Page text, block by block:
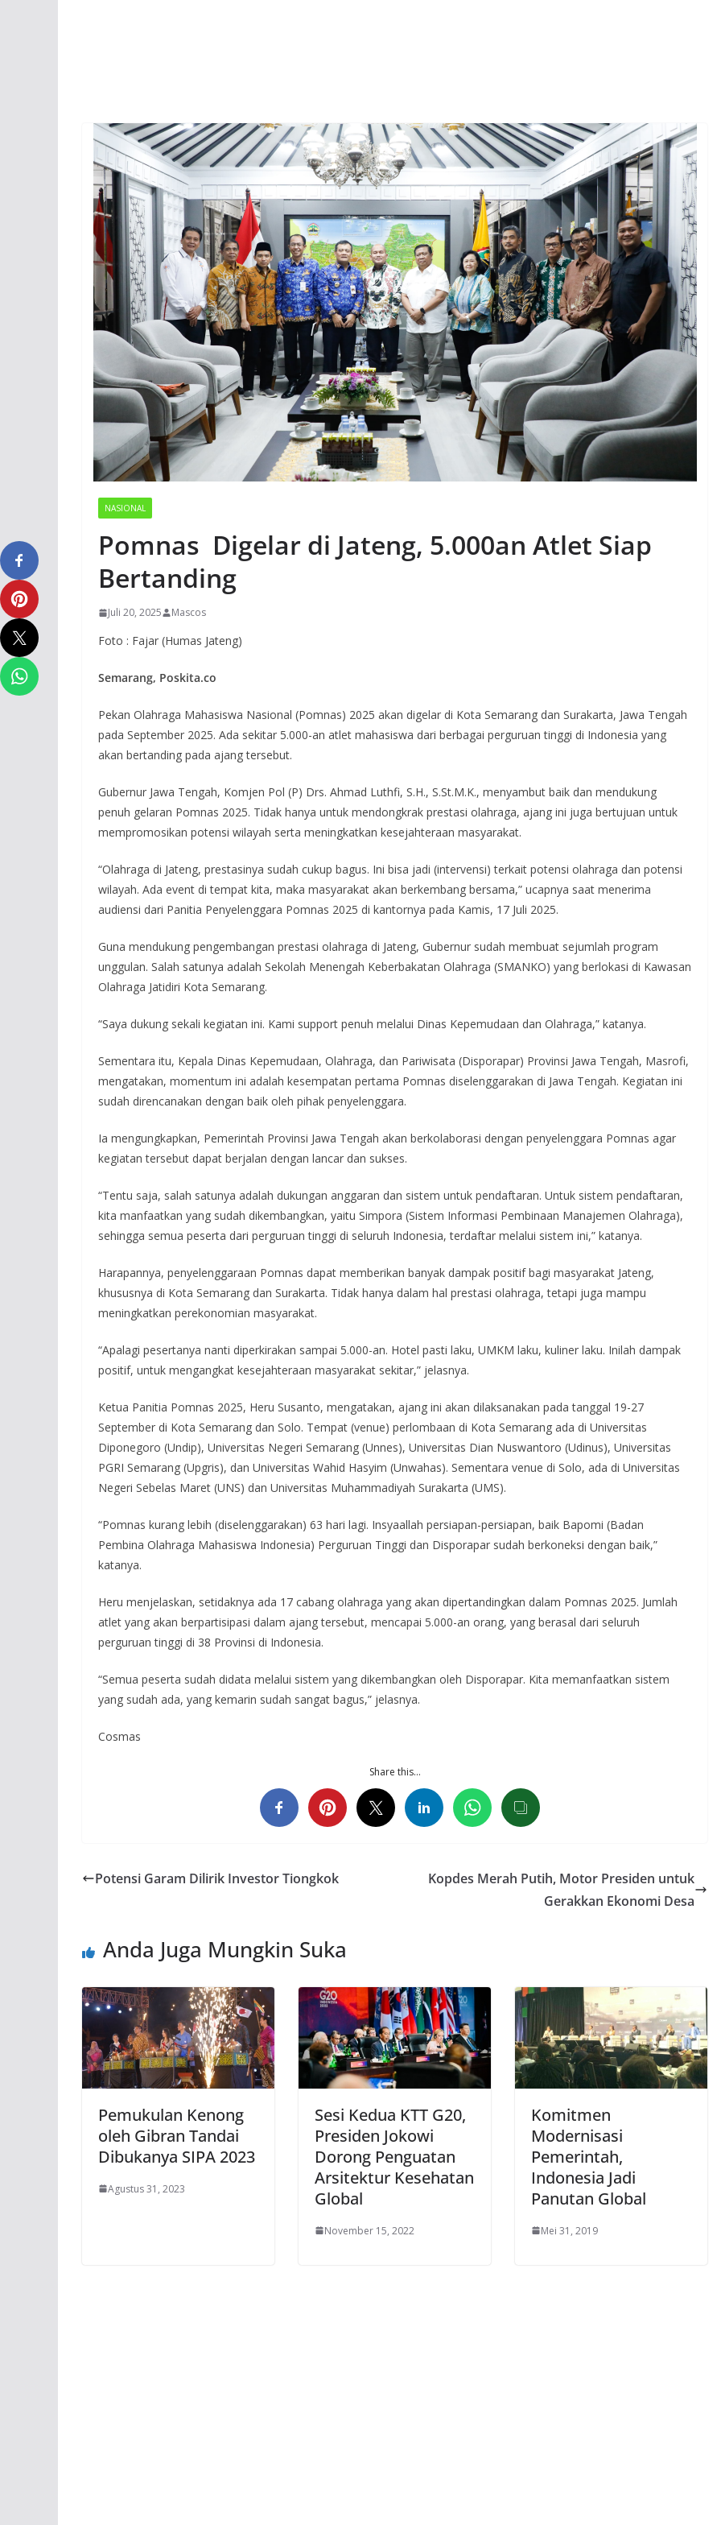
NASIONAL
Pomnas Digelar di Jateng, 5.000an Atlet Siap
Bertanding
Juli 20, 2025 Mascos
Foto : Fajar (Humas Jateng)
Semarang, Poskita.co
Pekan Olahraga Mahasiswa Nasional (Pomnas) 2025 akan digelar di Kota Semarang dan Surakarta, Jawa Tengah
pada September 2025. Ada sekitar 5.000-an atlet mahasiswa dari berbagai perguruan tinggi di Indonesia yang
akan bertanding pada ajang tersebut.
Gubernur Jawa Tengah, Komjen Pol (P) Drs. Ahmad Luthfi, S.H., S.St.M.K., menyambut baik dan mendukung
penuh gelaran Pomnas 2025. Tidak hanya untuk mendongkrak prestasi olahraga, ajang ini juga bertujuan untuk
mempromosikan potensi wilayah serta meningkatkan kesejahteraan masyarakat.
“Olahraga di Jateng, prestasinya sudah cukup bagus. Ini bisa jadi (intervensi) terkait potensi olahraga dan potensi
wilayah. Ada event di tempat kita, maka masyarakat akan berkembang bersama,” ucapnya saat menerima
audiensi dari Panitia Penyelenggara Pomnas 2025 di kantornya pada Kamis, 17 Juli 2025.
Guna mendukung pengembangan prestasi olahraga di Jateng, Gubernur sudah membuat sejumlah program
unggulan. Salah satunya adalah Sekolah Menengah Keberbakatan Olahraga (SMANKO) yang berlokasi di Kawasan
Olahraga Jatidiri Kota Semarang.
“Saya dukung sekali kegiatan ini. Kami support penuh melalui Dinas Kepemudaan dan Olahraga,” katanya.
Sementara itu, Kepala Dinas Kepemudaan, Olahraga, dan Pariwisata (Disporapar) Provinsi Jawa Tengah, Masrofi,
mengatakan, momentum ini adalah kesempatan pertama Pomnas diselenggarakan di Jawa Tengah. Kegiatan ini
sudah direncanakan dengan baik oleh pihak penyelenggara.
Ia mengungkapkan, Pemerintah Provinsi Jawa Tengah akan berkolaborasi dengan penyelenggara Pomnas agar
kegiatan tersebut dapat berjalan dengan lancar dan sukses.
“Tentu saja, salah satunya adalah dukungan anggaran dan sistem untuk pendaftaran. Untuk sistem pendaftaran,
kita manfaatkan yang sudah dikembangkan, yaitu Simpora (Sistem Informasi Pembinaan Manajemen Olahraga),
sehingga semua peserta dari perguruan tinggi di seluruh Indonesia, terdaftar melalui sistem ini,” katanya.
Harapannya, penyelenggaraan Pomnas dapat memberikan banyak dampak positif bagi masyarakat Jateng,
khususnya di Kota Semarang dan Surakarta. Tidak hanya dalam hal prestasi olahraga, tetapi juga mampu
meningkatkan perekonomian masyarakat.
“Apalagi pesertanya nanti diperkirakan sampai 5.000-an. Hotel pasti laku, UMKM laku, kuliner laku. Inilah dampak
positif, untuk mengangkat kesejahteraan masyarakat sekitar,” jelasnya.
Ketua Panitia Pomnas 2025, Heru Susanto, mengatakan, ajang ini akan dilaksanakan pada tanggal 19-27
September di Kota Semarang dan Solo. Tempat (venue) perlombaan di Kota Semarang ada di Universitas
Diponegoro (Undip), Universitas Negeri Semarang (Unnes), Universitas Dian Nuswantoro (Udinus), Universitas
PGRI Semarang (Upgris), dan Universitas Wahid Hasyim (Unwahas). Sementara venue di Solo, ada di Universitas
Negeri Sebelas Maret (UNS) dan Universitas Muhammadiyah Surakarta (UMS).
“Pomnas kurang lebih (diselenggarakan) 63 hari lagi. Insyaallah persiapan-persiapan, baik Bapomi (Badan
Pembina Olahraga Mahasiswa Indonesia) Perguruan Tinggi dan Disporapar sudah berkoneksi dengan baik,”
katanya.
Heru menjelaskan, setidaknya ada 17 cabang olahraga yang akan dipertandingkan dalam Pomnas 2025. Jumlah
atlet yang akan berpartisipasi dalam ajang tersebut, mencapai 5.000-an orang, yang berasal dari seluruh
perguruan tinggi di 38 Provinsi di Indonesia.
“Semua peserta sudah didata melalui sistem yang dikembangkan oleh Disporapar. Kita memanfaatkan sistem
yang sudah ada, yang kemarin sudah sangat bagus,” jelasnya.
Cosmas
Share this…
Potensi Garam Dilirik Investor Tiongkok
Kopdes Merah Putih, Motor Presiden untuk
Gerakkan Ekonomi Desa
Anda Juga Mungkin Suka
Pemukulan Kenong
oleh Gibran Tandai
Dibukanya SIPA 2023
Agustus 31, 2023
Sesi Kedua KTT G20,
Presiden Jokowi
Dorong Penguatan
Arsitektur Kesehatan
Global
November 15, 2022
Komitmen
Modernisasi
Pemerintah,
Indonesia Jadi
Panutan Global
Mei 31, 2019